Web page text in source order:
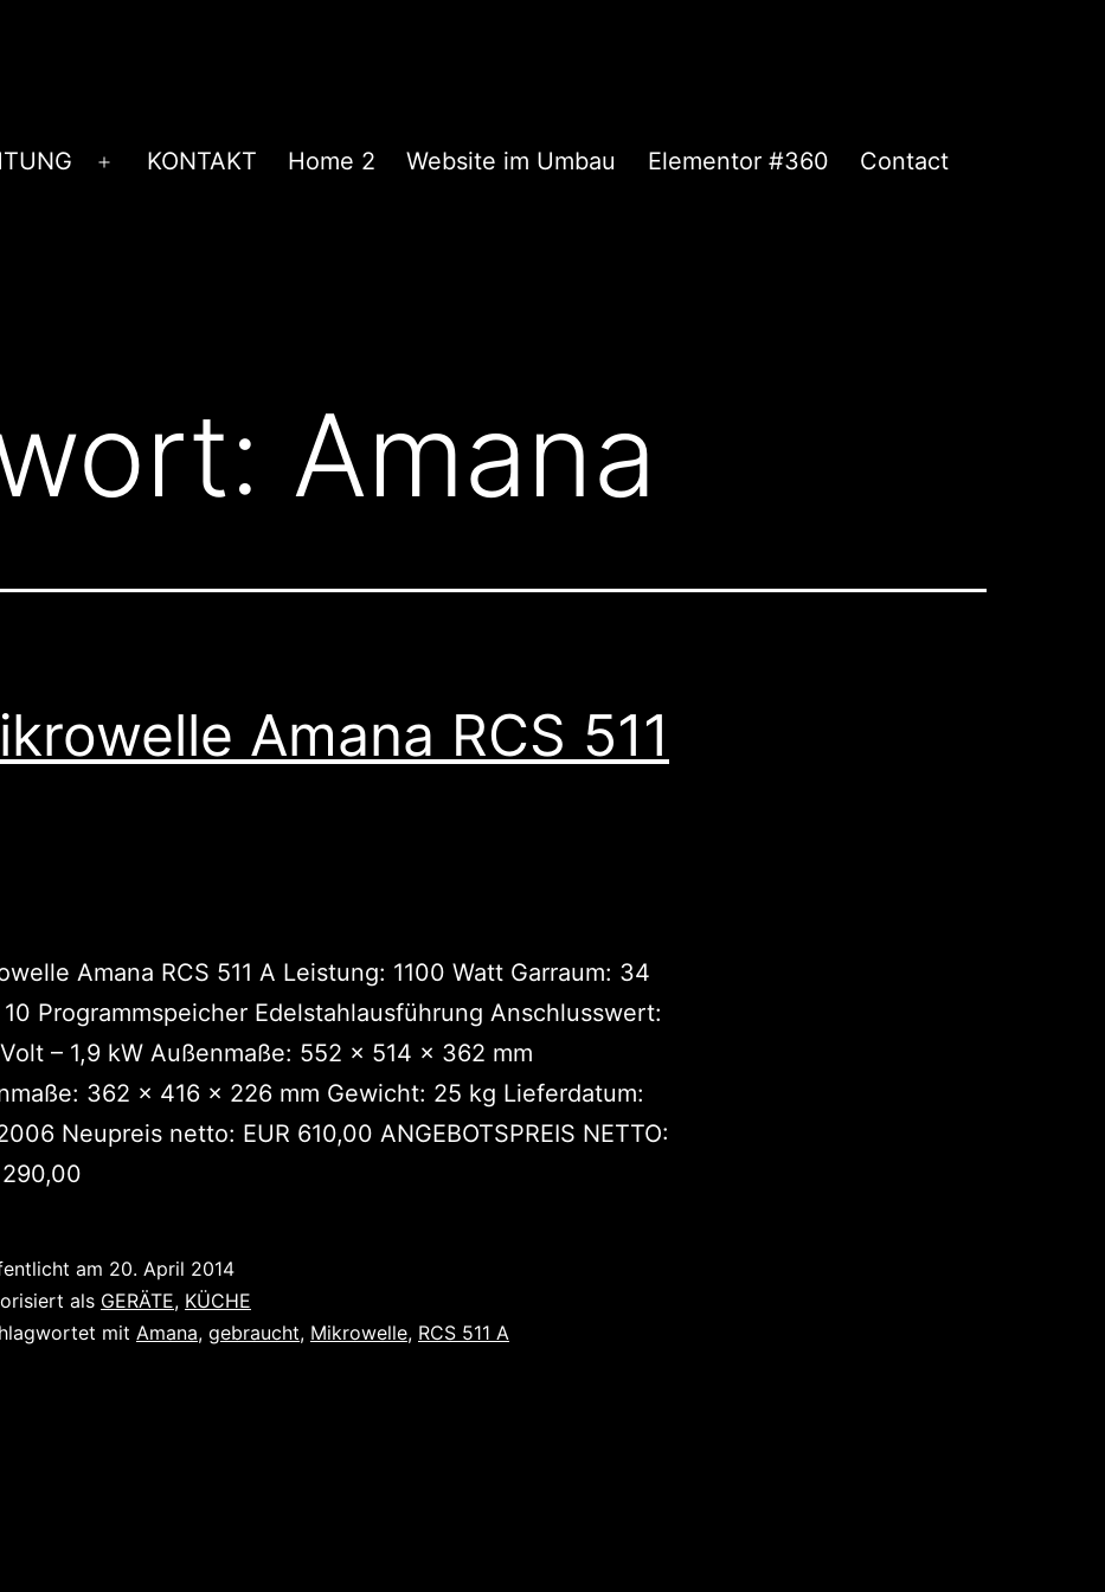
Menü
KONTAKT Home 2 Website im Umbau Elementor #360 Contact
Amana
Amana RCS 511
Amana RCS 511 A Leistung: 1100 Watt Garraum: 34
Programmspeicher Edelstahlausführung Anschlusswert:
– 1,9 kW Außenmaße: 552 x 514 x 362 mm
362 x 416 x 226 mm Gewicht: 25 kg Lieferdatum:
Neupreis netto: EUR 610,00 ANGEBOTSPREIS NETTO:
290,00
am 20. April 2014
als GERÄTE, KÜCHE
mit Amana, gebraucht, Mikrowelle, RCS 511 A